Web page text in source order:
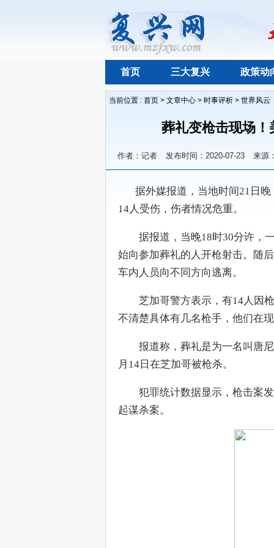
首页 三大复兴 政策动
当前位置 : 首页 > 文章中心 > 时事评析 > 世界风云
葬礼变枪击现场
作者：记者 发布时间：2020-07-23 来源
据外媒报道，当地时间21日晚
14人受伤，伤者情况危重。
据报道，当晚18时30分许，一
始向参加葬礼的人开枪射击。随
车内人员向不同方向逃离。
芝加哥警方表示，有14人因枪
不清楚具体有几名枪手，他们在
报道称，葬礼是为一名叫唐尼·
月14日在芝加哥被枪杀。
犯罪统计数据显示，枪击案发
起谋杀案。